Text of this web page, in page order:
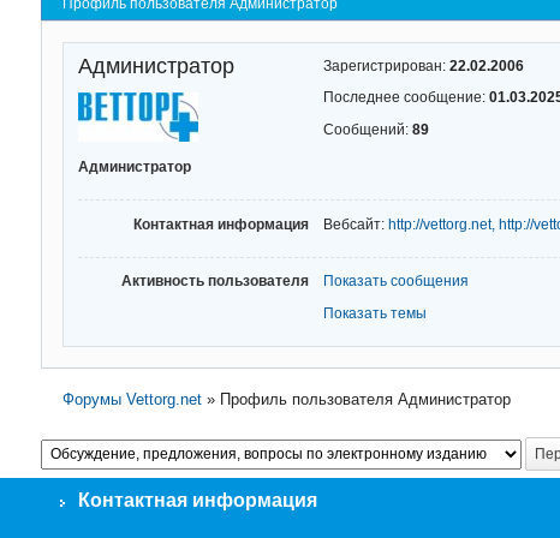
Администратор
Администратор
Зарегистрирован: 22.02.2006
Последнее сообщение:
Сообщений: 89
Контактная информация Вебсайт: http://vettorg.net, http://
Активность пользователя
Показать сообщения
Показать темы
Форумы Vettorg.net » Профиль пользователя Администратор
Контактная информация